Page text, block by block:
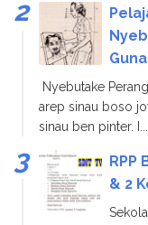
Nyebutake
arep sinau boso
sinau ben pinter. I...
RPP
& 2